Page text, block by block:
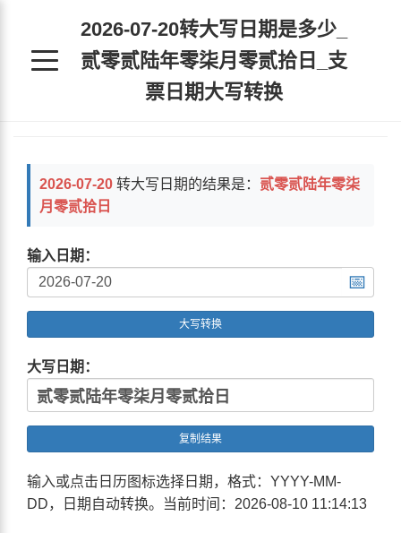
2026-07-20转大写日期是多少_
贰零贰陆年零柒月零贰拾日_支
票日期大写转换
2026-07-20 转大写日期的结果是： 贰零贰陆年零柒
月零贰拾日
输入日期：
📅
大写转换
大写日期：
复制结果
输入或点击日历图标选择日期，格式：YYYY-MM-
DD，日期自动转换。当前时间： 2026-08-10 11:14:13